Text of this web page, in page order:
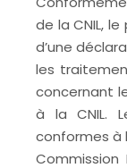
de la CNIL,
d’une
les
concernant
à la CNIL.
conformes à